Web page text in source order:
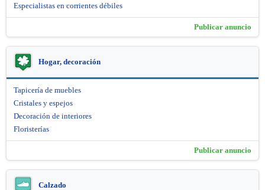
Especialistas en corrientes débiles
Publicar anuncio
Hogar, decoración
Tapicería de muebles
Cristales y espejos
Decoración de interiores
Floristerías
Publicar anuncio
Calzado